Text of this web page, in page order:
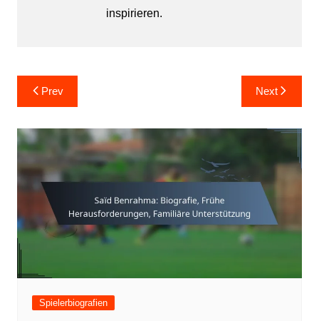
inspirieren.
Post
navigation
Prev Next
Spielerbiografien